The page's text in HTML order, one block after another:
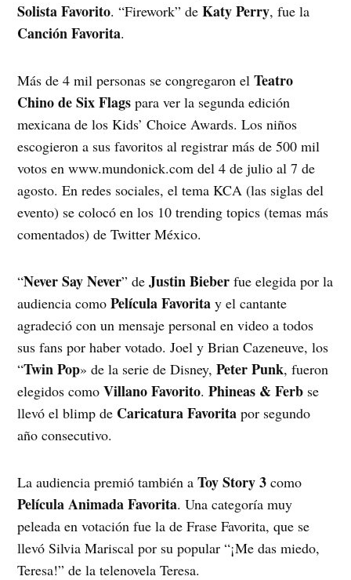
Solista Favorito. “Firework” deKaty Perry, fue la
Canción Favorita.
Más de 4 mil personas se congregaron elTeatro
Chino de Six Flags para ver la segunda edición
mexicana de los Kids’ Choice Awards. Los niños
escogieron a sus favoritos al registrar más de 500 mil
votos en www.mundonick.com del 4 de julio al 7 de
agosto. En redes sociales, el tema KCA (las siglas del
evento) se colocó en los 10 trending topics (temas más
comentados) de Twitter México.
“Never Say Never” deJustin Bieber fue elegida por la
audiencia comoPelícula Favorita y el cantante
agradeció con un mensaje personal en video a todos
sus fans por haber votado. Joel y Brian Cazeneuve, los
“Twin Pop» de la serie de Disney,Peter Punk, fueron
elegidos comoVillano Favorito.Phineas & Ferb se
llevó el blimp de Caricatura Favorita por segundo
año consecutivo.
La audiencia premió también aToy Story 3 como
Película Animada Favorita. Una categoría muy
peleada en votación fue la de Frase Favorita, que se
llevó Silvia Mariscal por su popular “¡Me das miedo,
Teresa!” de la telenovela Teresa.